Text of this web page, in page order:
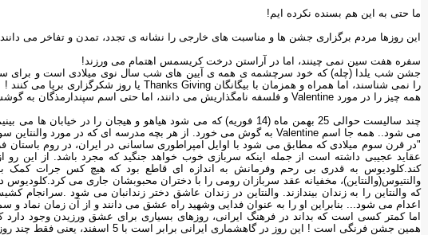
ما حتی به این هم بسنده نکرده ایم!
این روزها مردم برگزاری جشن ها و مناسبت های خارجی را نشانه ی تجدد، تمدن و تفاخر می دانند.
سفره هفت سین نمی چینند، اما در آراستن درخت کریسمس اهتمام می ورزند!
جشن شب یلدا (چله) که خود سرچشمه ی همه ی آیین های شب سال نوی میلادی است و برای
را نمی شناسند، اما همراه و همزمان با بیگانگان Thanks Giving یا روز شکرگزاری برپا می کنند !
همه چیز را در مورد Valentine و فلسفه نامگذاریش می دانند، اما حتی اسم سپندارمذگان به گوششان نخورده است.
چند سالیست حوالی 25 بهمن ماه (14 فوریه) که می شود هیاهو و هیجان را در
می شود.. همه جا اسم Valentine به گوش می خورد. از هر بچه مدرسه ای که در مورد والنتاین سوال کنی می داند که :
"در قرن سوم میلادی که مطابق می شود با اوایل امپراطوری ساسانی در ایران، در روم باستان
عقاید عجیبی داشته است از جمله اینکه سربازی خوب خواهد جنگید که مجرد باشد. از این رو
کند.کلودیوس به قدری بی رحم وفرمانش به اندازه ای قاطع بود که هیچ کس جرات کمک
والنتیوس(والنتاین)، مخفیانه عقد سربازان رومی را با دختران محبوبشان جاری می
که والنتاین را به زندان بیندازند. والنتاین در زندان عاشق دختر زندانبان می شود
اعدام می شود... بنابراین او را به عنوان فدایی وشهید راه عشق می دانند و از آن زمان
اما کمتر کسی است که بداند در فرهنگ ایرانی، روزهای بسیاری برای عشق ورزیدن وجود دارد
همین جشن فرنگی است ! این روز در گاهشماری ایرانی برابر است با 5 اسفند، یعنی فقط چند روز پس از والنتاین.